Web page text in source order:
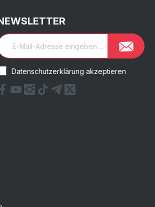
Datenschutzerklärung akzeptieren